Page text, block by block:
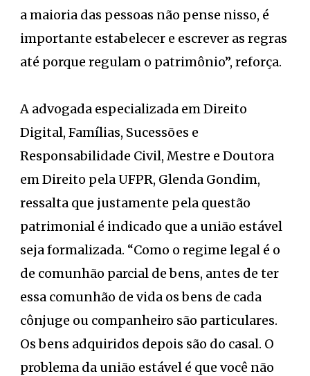
a maioria das pessoas não pense nisso, é
importante estabelecer e escrever as regras
até porque regulam o patrimônio”, reforça.
A advogada especializada em Direito
Digital, Famílias, Sucessões e
Responsabilidade Civil, Mestre e Doutora
em Direito pela UFPR, Glenda Gondim,
ressalta que justamente pela questão
patrimonial é indicado que a união estável
seja formalizada. “Como o regime legal é o
de comunhão parcial de bens, antes de ter
essa comunhão de vida os bens de cada
cônjuge ou companheiro são particulares.
Os bens adquiridos depois são do casal. O
problema da união estável é que você não